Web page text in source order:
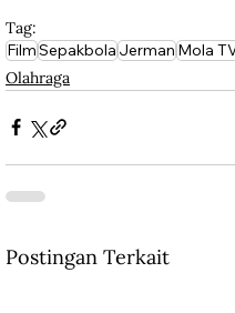
Tag:
FilmSepakbolaJermanMola
Olahraga
Postingan Terkait